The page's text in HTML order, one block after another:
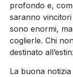
profondo e,
saranno
sono enormi,
coglierle. Chi
destinato
La buona